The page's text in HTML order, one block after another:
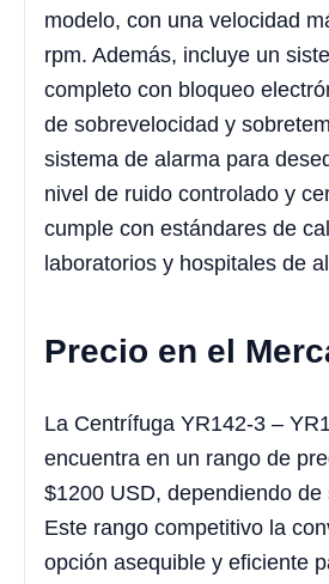
modelo, con una velocidad
rpm. Además, incluye un
completo con bloqueo
de sobrevelocidad y
sistema de alarma para
nivel de ruido controlado y
cumple con estándares de
laboratorios y hospitales de
Precio en el
La Centrífuga YR142-3 –
encuentra en un rango de
$1200 USD, dependiendo de
Este rango competitivo la
opción asequible y eficiente